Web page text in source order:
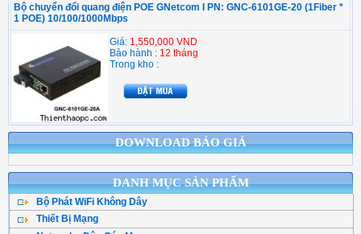
DOWNLOAD BÁO GIÁ
DANH MỤC SẢN PHẨM
Bộ Phát WiFi Không Dây
Bộ Phát WiFi TPLink
Thiết Bị Mạng
Bộ chuyển đổi quang điện POE GNetcom I PN: GNC-6101GE-20 (1Fiber *
1 POE) 10/100/1000Mbps
Giá: 1,550,000 VND
Bảo hành : 12 tháng
Trong kho :